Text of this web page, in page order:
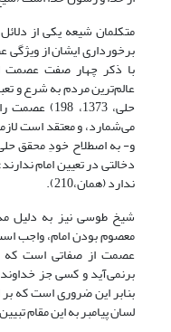
متکلمان شیعه یکی از
برخورداری ایشان از
با ذکر چهار صفت عصمت
عالم‌ترین مردم به شرع و
حلی، 1373،
می‌شمارد، و معتقد است
و- به اصطلاح خودِ محقق
دخالتی در تعیین امام
ندارد (همان،210).
شیخ طوسی نیز به دلیل
معصوم بودن امام، واجب
عصمت از صفاتی است که
برنمی‌آید و کسی جز
بنابر این ضروری است که
لسان پیامبر به این مقام تبیین